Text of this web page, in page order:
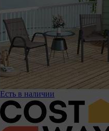
Есть в наличии